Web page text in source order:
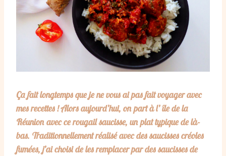
Ça fait longtemps que je ne vous ai pas fait voyager avec
mes recettes ! Alors aujourd’hui, on part à l’ île de la
Réunion avec ce rougail saucisse, un plat typique de là-
bas. Traditionnellement réalisé avec des saucisses créoles
fumées, j’ai choisi de les remplacer par des saucisses de